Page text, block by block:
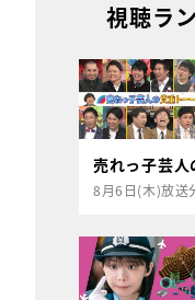
視聴ラ
売れっ子芸
8月6日(木)放送